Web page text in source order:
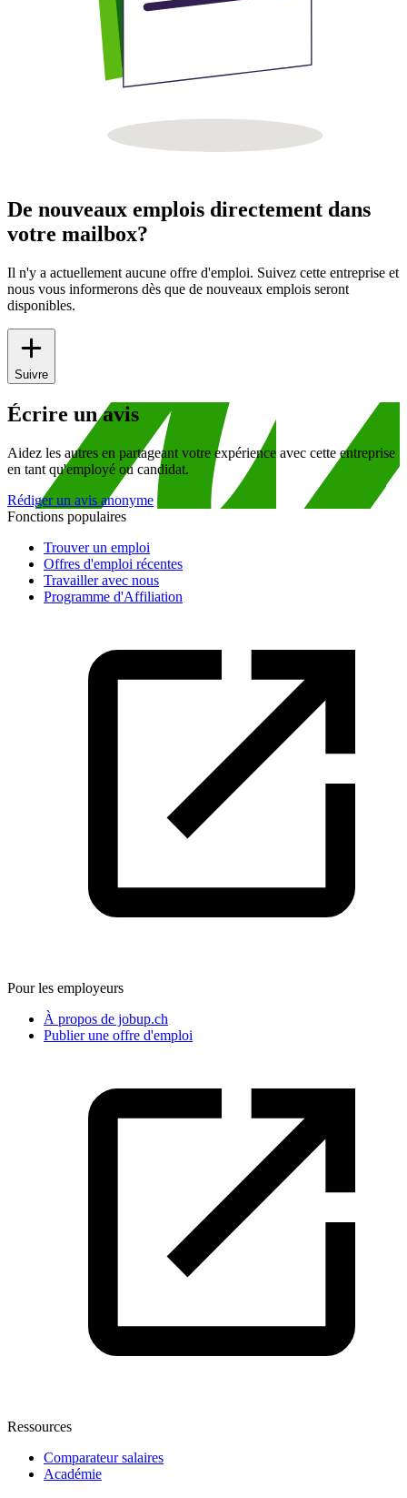
De nouveaux emplois directement dans
votre mailbox?
Il n'y a actuellement aucune offre d'emploi. Suivez cette entreprise et
nous vous informerons dès que de nouveaux emplois seront
disponibles.
Suivre
Écrire un avis
Aidez les autres en partageant votre expérience avec cette entreprise
en tant qu'employé ou candidat.
Rédiger un avis anonyme
Fonctions populaires
Trouver un emploi
Offres d'emploi récentes
Travailler avec nous
Programme d'Affiliation
Pour les employeurs
À propos de jobup.ch
Publier une offre d'emploi
Ressources
Comparateur salaires
Académie